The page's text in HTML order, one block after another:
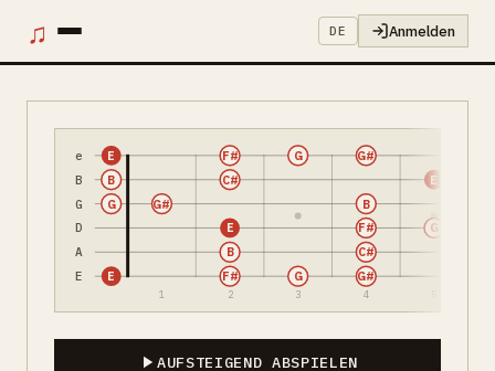
♫ DE Anmelden
e
B
G
D
A
E
1 2 3 4
E F# G G#
B C#
E F# G
G G# B
B C# E
E F# G G#
AUFSTEIGEND ABSPIELEN